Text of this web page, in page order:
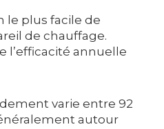
le plus facile de
de chauffage.
l’efficacité annuelle
varie entre 92
autour